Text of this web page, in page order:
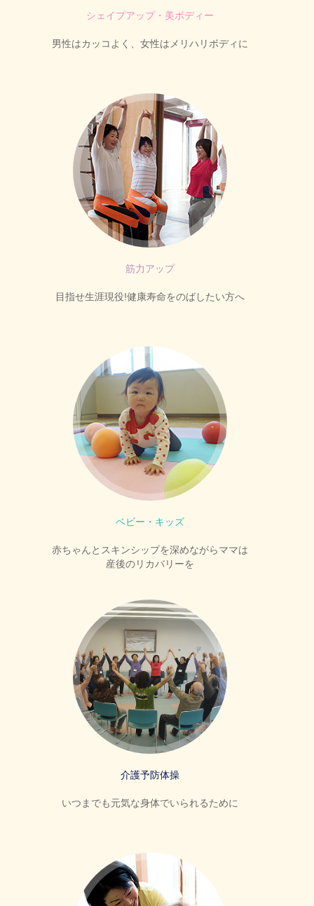
シェイプアップ・美ボディー
男性はカッコよく、女性はメリハリボディに
筋力アップ
目指せ生涯現役!健康寿命をのばしたい方へ
ベビー・キッズ
赤ちゃんとスキンシップを深めながらママは
産後のリカバリーを
介護予防体操
いつまでも元気な身体でいられるために